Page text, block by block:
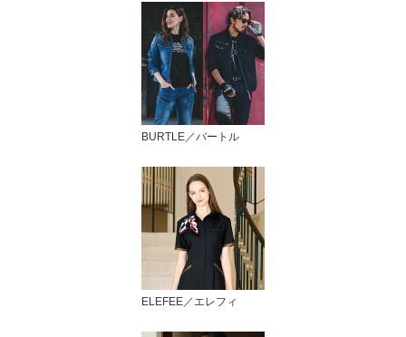
BURTLE／バートル
ELEFEE／エレフィ